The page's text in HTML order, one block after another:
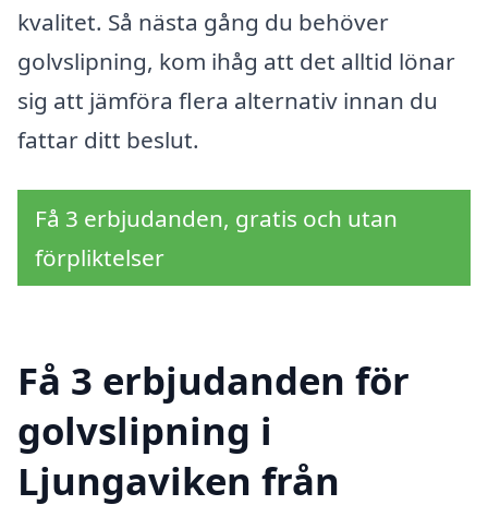
kvalitet. Så nästa gång du behöver
golvslipning, kom ihåg att det alltid lönar
sig att jämföra flera alternativ innan du
fattar ditt beslut.
Få 3 erbjudanden, gratis och utan
förpliktelser
Få 3 erbjudanden för
golvslipning i
Ljungaviken från